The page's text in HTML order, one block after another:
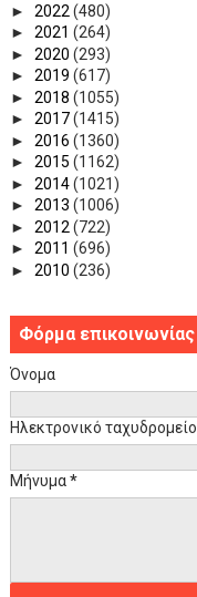
► 2022 (480)
► 2021 (264)
► 2020 (293)
► 2019 (617)
► 2018 (1055)
► 2017(1415)
► 2016 (1360)
► 2015 (1162)
► 2014(1021)
► 2013 (1006)
► 2012 (722)
► 2011 (696)
► 2010 (236)
Φόρμα επικοινωνίας
Όνομα
Ηλεκτρονικό ταχυδρομείο
Μήνυμα*